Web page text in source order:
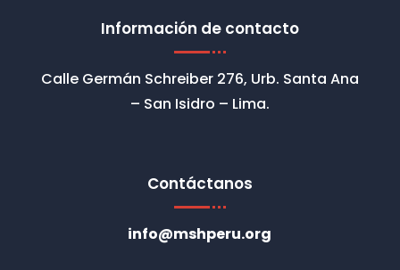
Información de contacto
Calle Germán Schreiber 276, Urb. Santa Ana
– San Isidro – Lima.
Contáctanos
info@mshperu.org